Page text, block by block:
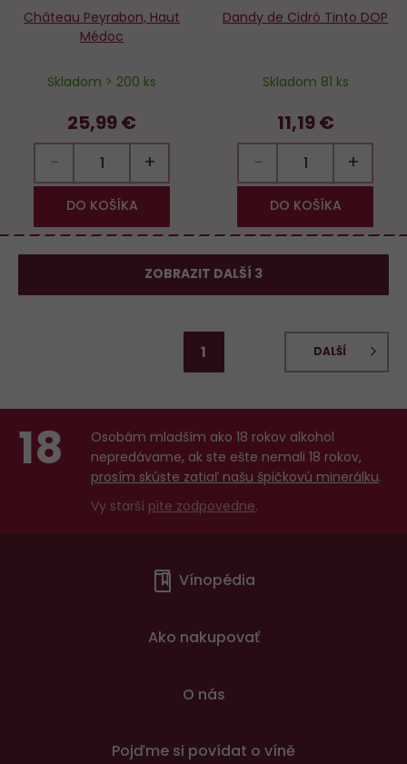
Château Peyrabon, Haut
Médoc
Skladom > 200 ks
25,99 €
− +
DO KOŠÍKA
Dandy de Cidró Tinto DOP
Skladom 81 ks
11,19 €
− +
DO KOŠÍKA
ZOBRAZIT DALŠÍ 3
1 DALŠÍ
18
Osobám mladším ako 18 rokov alkohol
nepredávame, ak ste ešte nemali 18 rokov,
prosím skúste zatiaľ našu špičkovú minerálku.
Vy starší pite zodpovedne.
Vínopédia
Ako nakupovať
O nás
Pojďme si povídat o víně